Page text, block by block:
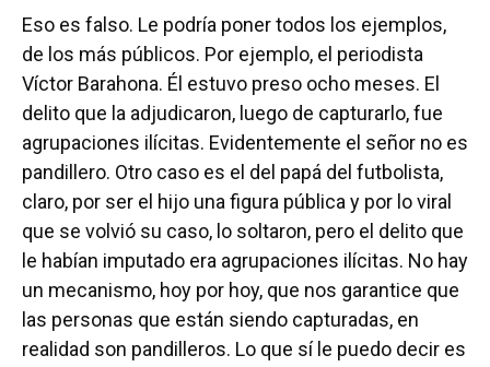
Eso es falso. Le podría poner todos los ejemplos,
de los más públicos. Por ejemplo, el periodista
Víctor Barahona. Él estuvo preso ocho meses. El
delito que la adjudicaron, luego de capturarlo, fue
agrupaciones ilícitas. Evidentemente el señor no es
pandillero. Otro caso es el del papá del futbolista,
claro, por ser el hijo una figura pública y por lo viral
que se volvió su caso, lo soltaron, pero el delito que
le habían imputado era agrupaciones ilícitas. No hay
un mecanismo, hoy por hoy, que nos garantice que
las personas que están siendo capturadas, en
realidad son pandilleros. Lo que sí le puedo decir es